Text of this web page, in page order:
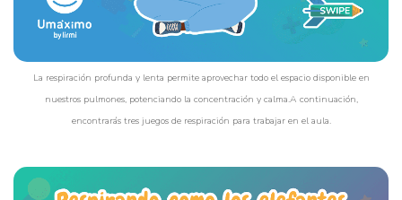
La respiración profunda y lenta permite aprovechar todo el espacio disponible en
nuestros pulmones, potenciando la concentración y calma.A continuación,
encontrarás tres juegos de respiración para trabajar en el aula.